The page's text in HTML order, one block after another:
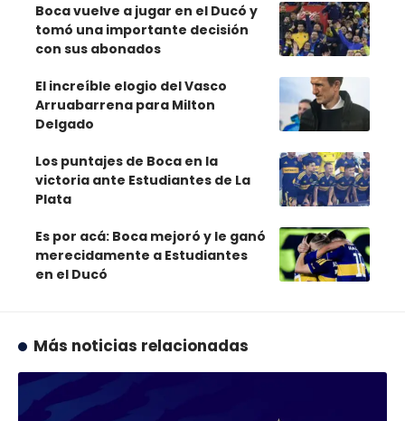
Boca vuelve a jugar en el Ducó y
tomó una importante decisión
con sus abonados
El increíble elogio del Vasco
Arruabarrena para Milton
Delgado
Los puntajes de Boca en la
victoria ante Estudiantes de La
Plata
Es por acá: Boca mejoró y le ganó
merecidamente a Estudiantes
en el Ducó
Más noticias relacionadas